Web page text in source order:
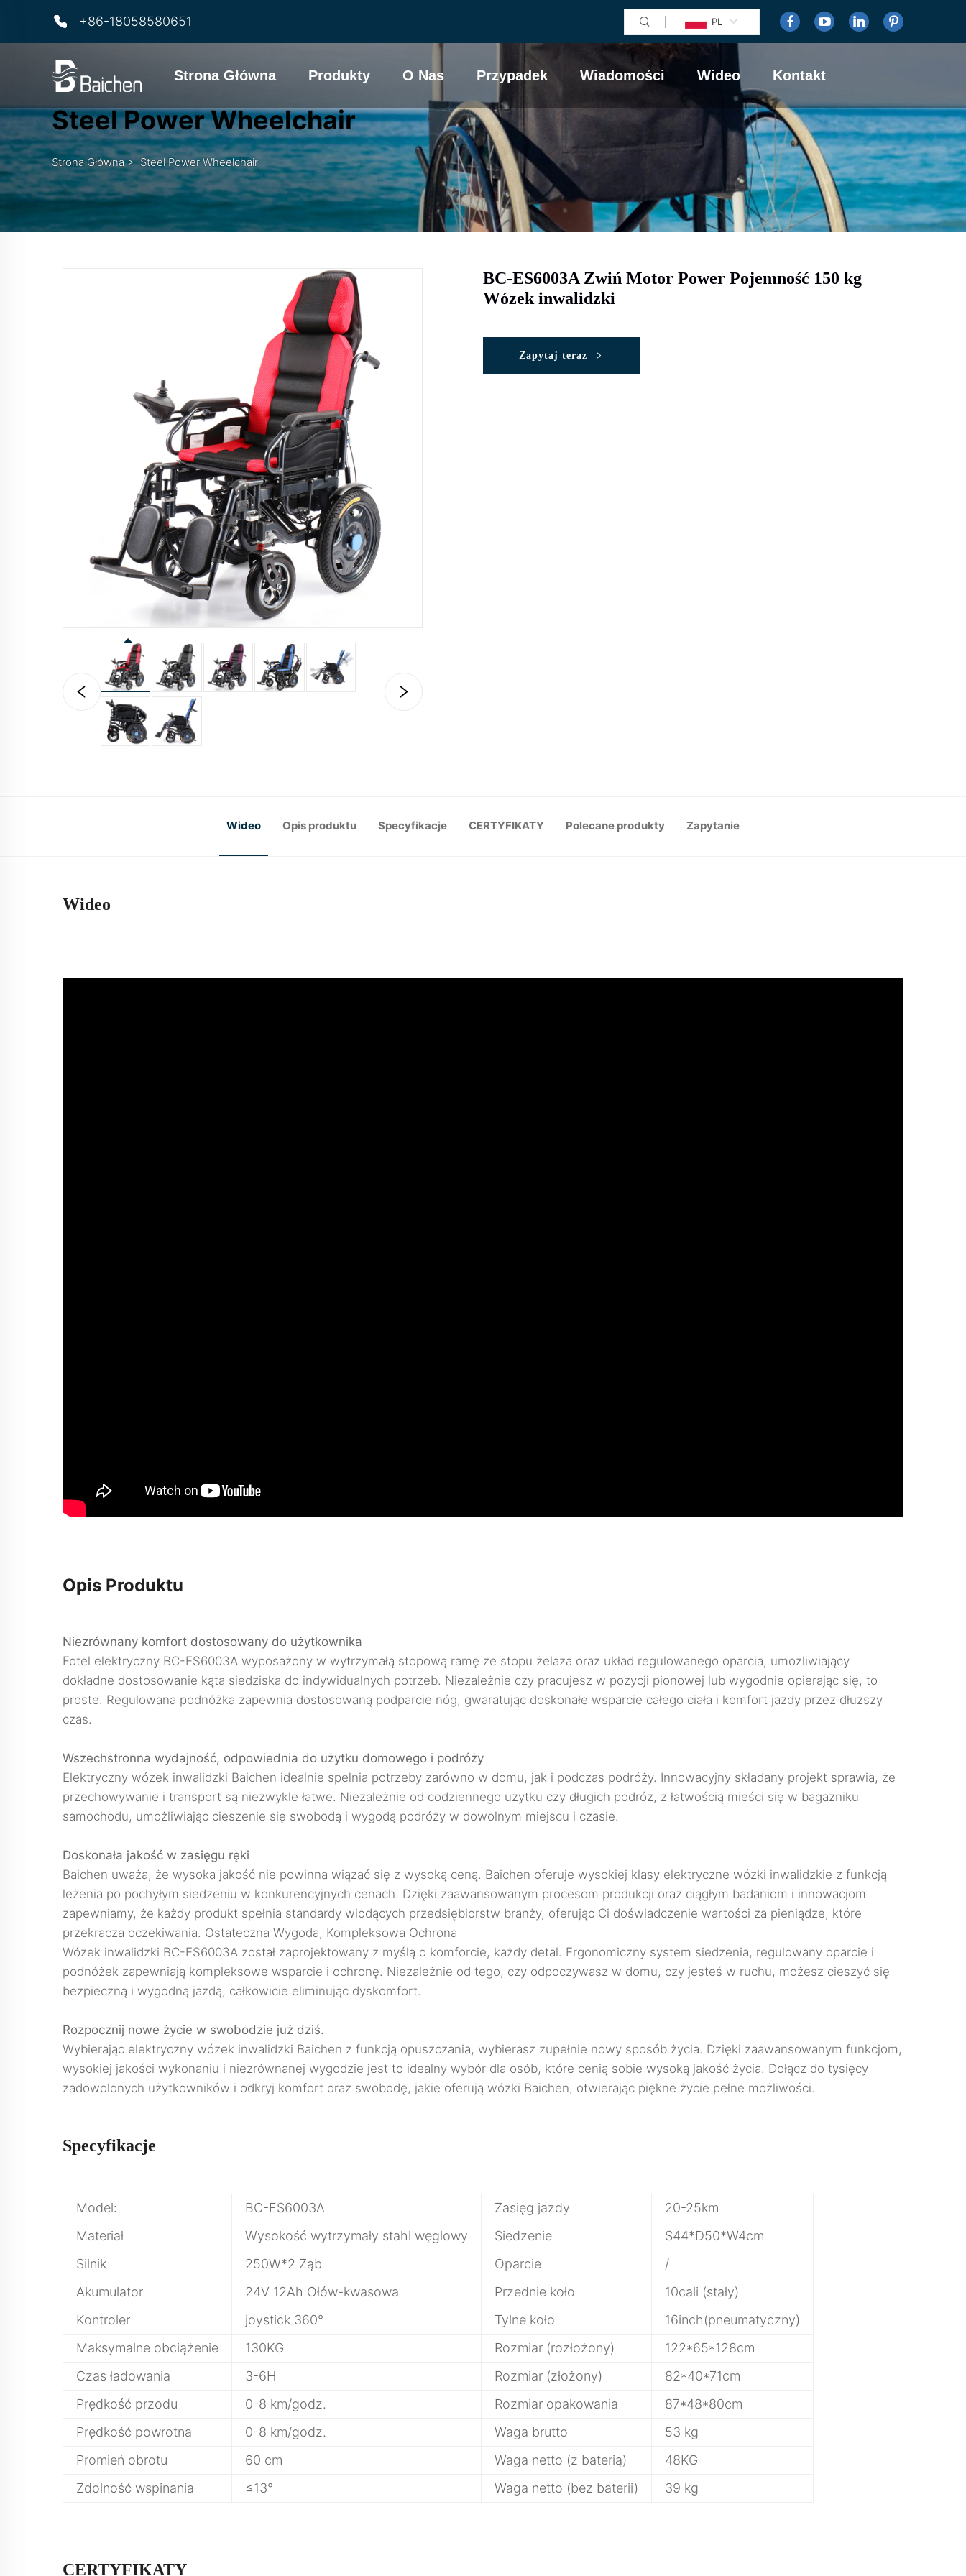
+86-18058580651 PL
Strona Główna Produkty O Nas Przypadek Wiadomości Wideo Kontakt
Steel Power Wheelchair
Strona Główna>Steel Power Wheelchair
BC-ES6003A Zwiń Motor Power Pojemność 150 kg
Wózek inwalidzki
Zapytaj teraz
Wideo Opis produktu Specyfikacje CERTYFIKATY Polecane produkty Zapytanie
Wideo
Opis Produktu
Niezrównany komfort dostosowany do użytkownika
Fotel elektryczny BC-ES6003A wyposażony w wytrzymałą stopową ramę ze stopu żelaza oraz układ regulowanego oparcia, umożliwiający
dokładne dostosowanie kąta siedziska do indywidualnych potrzeb. Niezależnie czy pracujesz w pozycji pionowej lub wygodnie opierając się, to
proste. Regulowana podnóżka zapewnia dostosowaną podparcie nóg, gwaratując doskonałe wsparcie całego ciała i komfort jazdy przez dłuższy
czas.
Wszechstronna wydajność, odpowiednia do użytku domowego i podróży
Elektryczny wózek inwalidzki Baichen idealnie spełnia potrzeby zarówno w domu, jak i podczas podróży. Innowacyjny składany projekt sprawia, że
przechowywanie i transport są niezwykle łatwe. Niezależnie od codziennego użytku czy długich podróż, z łatwością mieści się w bagażniku
samochodu, umożliwiając cieszenie się swobodą i wygodą podróży w dowolnym miejscu i czasie.
Doskonała jakość w zasięgu ręki
Baichen uważa, że wysoka jakość nie powinna wiązać się z wysoką ceną. Baichen oferuje wysokiej klasy elektryczne wózki inwalidzkie z funkcją
leżenia po pochyłym siedzeniu w konkurencyjnych cenach. Dzięki zaawansowanym procesom produkcji oraz ciągłym badaniom i innowacjom
zapewniamy, że każdy produkt spełnia standardy wiodących przedsiębiorstw branży, oferując Ci doświadczenie wartości za pieniądze, które
przekracza oczekiwania. Ostateczna Wygoda, Kompleksowa Ochrona
Wózek inwalidzki BC-ES6003A został zaprojektowany z myślą o komforcie, każdy detal. Ergonomiczny system siedzenia, regulowany oparcie i
podnóżek zapewniają kompleksowe wsparcie i ochronę. Niezależnie od tego, czy odpoczywasz w domu, czy jesteś w ruchu, możesz cieszyć się
bezpieczną i wygodną jazdą, całkowicie eliminując dyskomfort.
Rozpocznij nowe życie w swobodzie już dziś.
Wybierając elektryczny wózek inwalidzki Baichen z funkcją opuszczania, wybierasz zupełnie nowy sposób życia. Dzięki zaawansowanym funkcjom,
wysokiej jakości wykonaniu i niezrównanej wygodzie jest to idealny wybór dla osób, które cenią sobie wysoką jakość życia. Dołącz do tysięcy
zadowolonych użytkowników i odkryj komfort oraz swobodę, jakie oferują wózki Baichen, otwierając piękne życie pełne możliwości.
Specyfikacje
Model: BC-ES6003A Zasięg jazdy
20-25km
Materiał
Wysokość wytrzymały stahl węglowy Siedzenie
S44*D50*W4cm
Silnik
250W*2 Ząb Oparcie
/
Akumulator
24V 12Ah Ołów-kwasowa Przednie koło
10cali (stały)
Kontroler
joystick 360° Tylne koło
16inch(pneumatyczny)
Maksymalne obciążenie
130KG Rozmiar (rozłożony)
122*65*128cm
Czas ładowania
3-6H Rozmiar (złożony)
82*40*71cm
Prędkość przodu
0-8 km/godz. Rozmiar opakowania
87*48*80cm
Prędkość powrotna
0-8 km/godz. Waga brutto
53 kg
Promień obrotu
60 cm Waga netto (z baterią)
48KG
Zdolność wspinania
≤13° Waga netto (bez baterii) 39 kg
CERTYFIKATY